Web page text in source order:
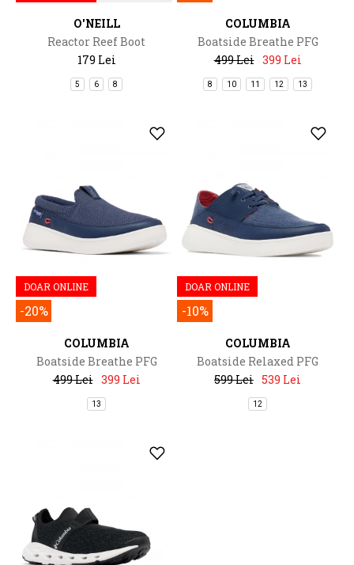
O'NEILL
Reactor Reef Boot
179 Lei
5 6 8
COLUMBIA
Boatside Breathe PFG
499 Lei 399 Lei
8 10 11 12 13
DOAR ONLINE
-20%
COLUMBIA
Boatside Breathe PFG
499 Lei 399 Lei
13
DOAR ONLINE
-10%
COLUMBIA
Boatside Relaxed PFG
599 Lei 539 Lei
12